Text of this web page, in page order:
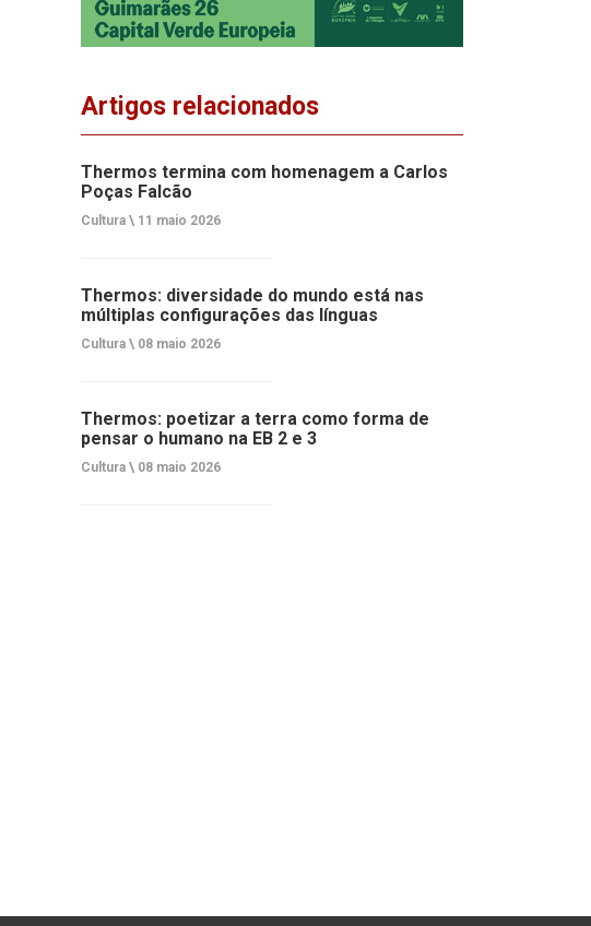
Artigos relacionados
Thermos termina com homenagem a Carlos
Poças Falcão
Cultura \ 11 maio 2026
Thermos: diversidade do mundo está nas
múltiplas configurações das línguas
Cultura \ 08 maio 2026
Thermos: poetizar a terra como forma de
pensar o humano na EB 2 e 3
Cultura \ 08 maio 2026